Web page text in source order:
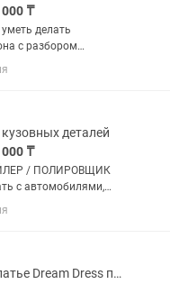
000 ₸
делать
с разбором
деталей
000 ₸
/ ПОЛИРОВЩИК
с автомобилями,
и постоянно
тебе к нам. Если
который не стыдно...
Свадебное платье Dream Dress после химчистки, идеальное состояние